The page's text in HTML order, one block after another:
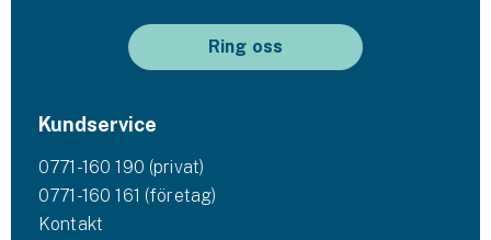
Ring oss
Kundservice
0771-160 190 (privat)
0771-160 161 (företag)
Kontakt